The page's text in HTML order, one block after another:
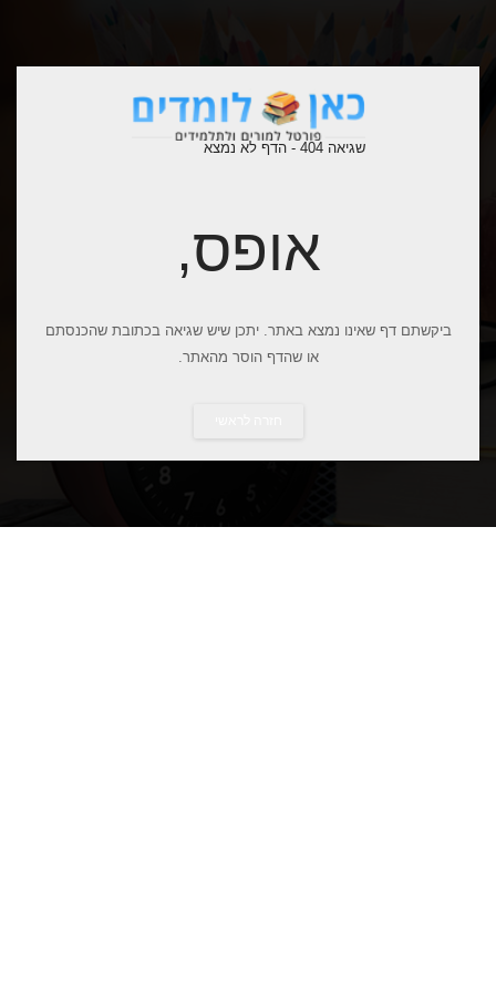
שגיאה 404 - הדף לא נמצא
אופס,
ביקשתם דף שאינו נמצא באתר. יתכן שיש שגיאה בכתובת שהכנסתם
או שהדף הוסר מהאתר.